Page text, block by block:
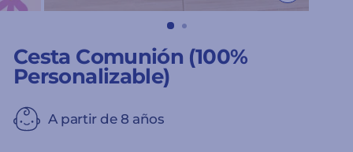
CERRAR
(ESC)
Cesta Comunión (100%
Personalizable)
A partir de 8 años